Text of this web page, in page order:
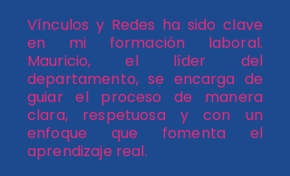
Vínculos y Redes ha sido clave
en mi formación laboral.
Mauricio, el líder del
departamento, se encarga de
guiar el proceso de manera
clara, respetuosa y con un
enfoque que fomenta el
aprendizaje real.